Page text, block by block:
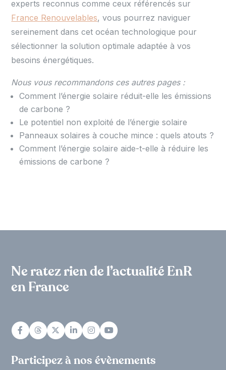
experts reconnus comme ceux référencés sur
France Renouvelables, vous pourrez naviguer
sereinement dans cet océan technologique pour
sélectionner la solution optimale adaptée à vos
besoins énergétiques.
Nous vous recommandons ces autres pages :
Comment l’énergie solaire réduit-elle les émissions
de carbone ?
Le potentiel non exploité de l’énergie solaire
Panneaux solaires à couche mince : quels atouts ?
Comment l’énergie solaire aide-t-elle à réduire les
émissions de carbone ?
Ne ratez rien de l’actualité EnR
en France
Participez à nos évènements